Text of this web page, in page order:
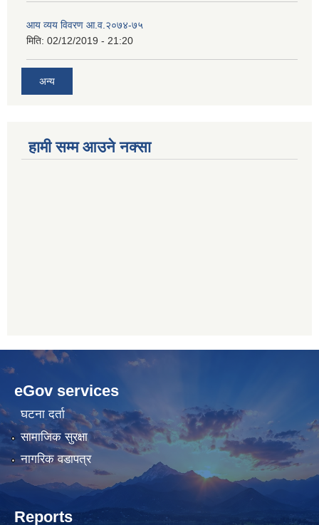
आय व्यय विवरण आ.व.२०७४-७५
मिति: 02/12/2019 - 21:20
अन्य
हामी सम्म आउने नक्सा
betwild
cratosroyalbet
bahis
siteleri
hdasianporns.net
lunadark.org
bahis
siteleri
eGov services
घटना दर्ता
सामाजिक सुरक्षा
नागरिक वडापत्र
Reports